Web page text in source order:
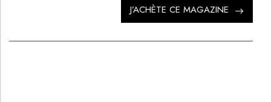
J’ACHÈTE CE MAGAZINE